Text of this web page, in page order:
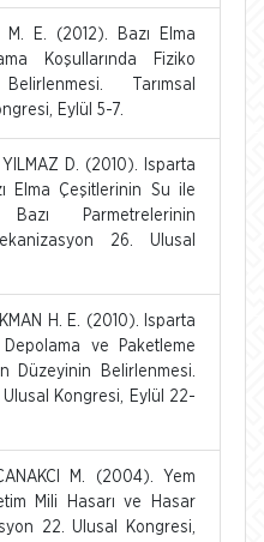
M. E. (2012). Bazı Elma
Koşullarında Fiziko
Tarımsal
Eylül 5-7.
YILMAZ D. (2010). Isparta
Elma Çeşitlerinin Su ile
Bazı Parmetrelerinin
26. Ulusal
H. E. (2010). Isparta
ve Paketleme
Düzeyinin Belirlenmesi.
Ulusal Kongresi, Eylül 22-
M. (2004). Yem
Mili Hasarı ve Hasar
22. Ulusal Kongresi,